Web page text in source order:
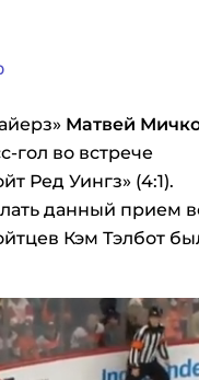
Матвей
гол во встрече
Ред Уингз» (4:1).
данный прием
Кэм Тэлбот